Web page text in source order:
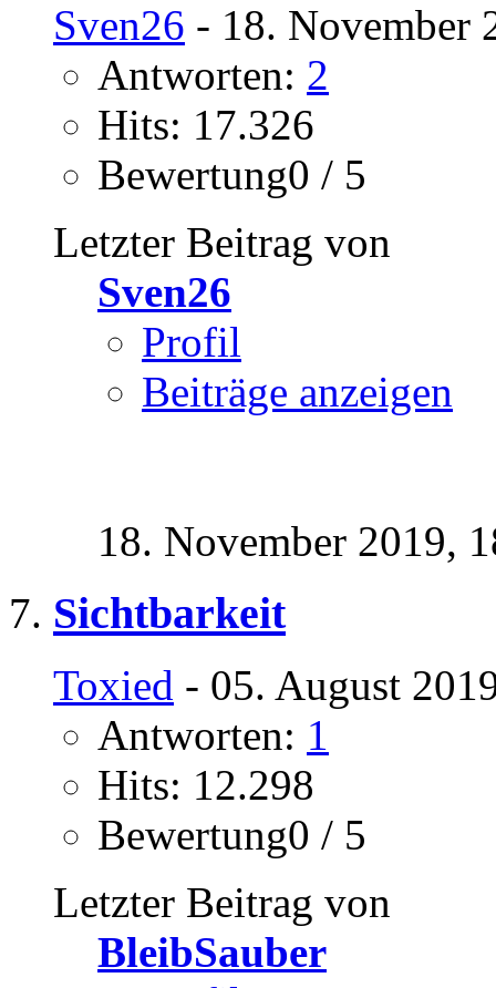
Sven26 - 18. November
Antworten: 2
Hits: 17.326
Bewertung0 / 5
Letzter Beitrag von
Sven26
Profil
Beiträge anzeigen
18. November 2019,
Sichtbarkeit
Toxied - 05. August
Antworten: 1
Hits: 12.298
Bewertung0 / 5
Letzter Beitrag von
BleibSauber